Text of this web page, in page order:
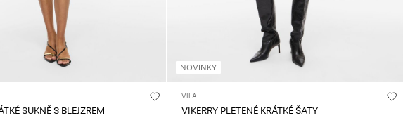
SUKNĚ S BLEJZREM
NOVINKY
VILA
VIKERRY PLETENÉ KRÁTKÉ ŠATY